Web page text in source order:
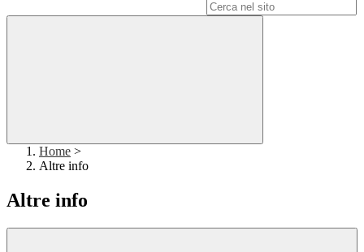
Home >
Altre info
Altre info